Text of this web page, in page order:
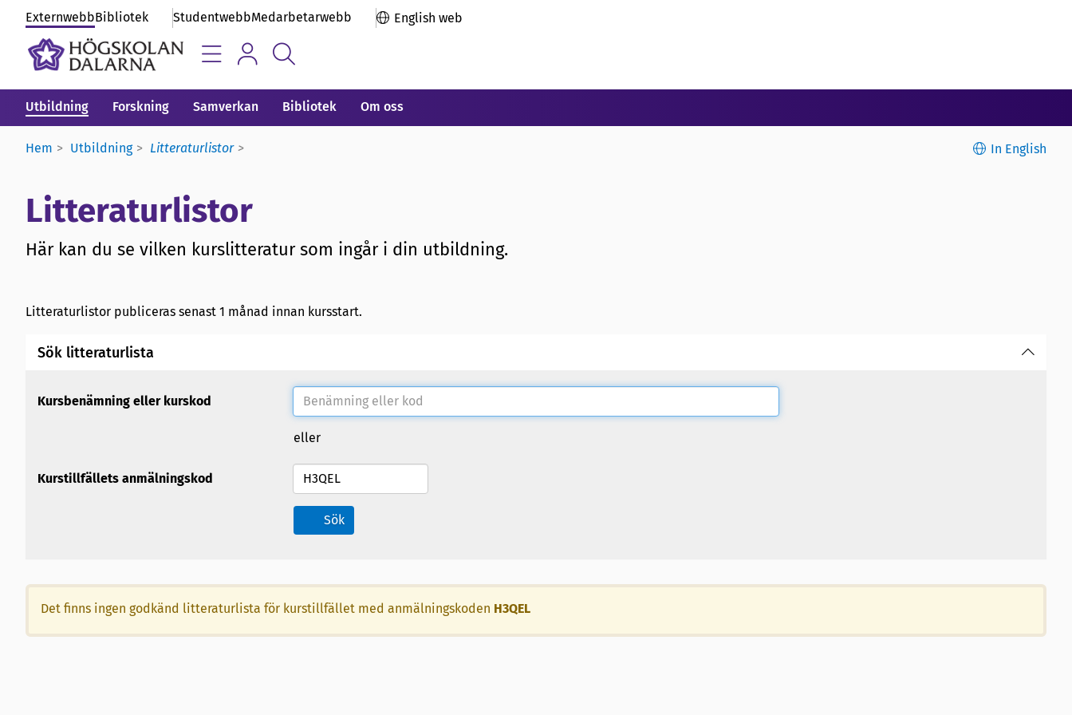
ExternwebbBibliotek StudentwebbMedarbetarwebb English web
Utbildning Forskning Samverkan Bibliotek Om oss
Hem Utbildning Litteraturlistor In English
Litteraturlistor
Här kan du se vilken kurslitteratur som ingår i din utbildning.
Litteraturlistor publiceras senast 1 månad innan kursstart.
Sök litteraturlista
Kursbenämning eller kurskod
eller
Kurstillfällets anmälningskod
Sök
Det finns ingen godkänd litteraturlista för kurstillfället med anmälningskoden H3QEL